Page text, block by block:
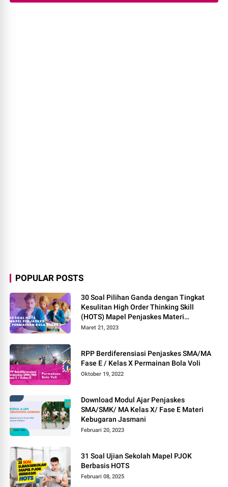
POPULAR POSTS
30 Soal Pilihan Ganda dengan Tingkat
Kesulitan High Order Thinking Skill
(HOTS) Mapel Penjaskes Materi
Permainan Bola Besar
Maret 21, 2023
RPP Berdiferensiasi Penjaskes SMA/MA
Fase E / Kelas X Permainan Bola Voli
Oktober 19, 2022
Download Modul Ajar Penjaskes
SMA/SMK/ MA Kelas X/ Fase E Materi
Kebugaran Jasmani
Februari 20, 2023
31 Soal Ujian Sekolah Mapel PJOK
Berbasis HOTS
Februari 08, 2025